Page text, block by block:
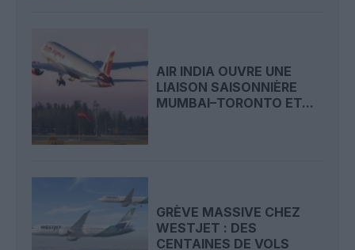
AIR INDIA OUVRE UNE
LIAISON SAISONNIÈRE
MUMBAI–TORONTO ET...
GRÈVE MASSIVE CHEZ
WESTJET : DES
CENTAINES DE VOLS